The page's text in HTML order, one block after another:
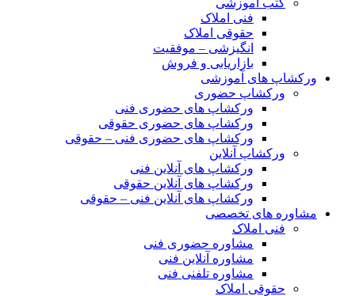
کتب آموزشی
فنی املاک
حقوقی املاک
انگیزشی – موفقیت
بازاریابی و فروش
ورکشاپ های آموزشی
ورکشاپ حضوری
ورکشاپ های حضوری فنی
ورکشاپ های حضوری حقوقی
ورکشاپ های حضوری فنی – حقوقی
ورکشاپ آنلاین
ورکشاپ های آنلاین فنی
ورکشاپ های آنلاین حقوقی
ورکشاپ های آنلاین فنی – حقوقی
مشاوره های تخصصی
فنی املاک
مشاوره حضوری فنی
مشاوره آنلاین فنی
مشاوره تلفنی فنی
حقوقی املاک